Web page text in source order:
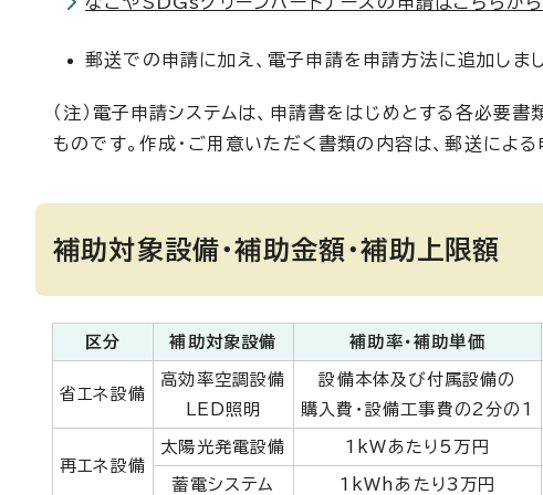
郵送での申請に加え、電子申請を申請方法に追加しまし
（注）電子申請システムは、申請書をはじめとする各必要
ものです。作成・ご用意いただく書類の内容は、郵送によ
補助対象設備・補助金額・補助上限額
区分 補助対象設備 補助率・補助単価
省エネ設備
高効率空調設備
LED照明
設備本体及び付属設備の
購入費・設備工事費の2分の1
再エネ設備
太陽光発電設備 1kWあたり5万円
蓄電システム
1kWhあたり3万円